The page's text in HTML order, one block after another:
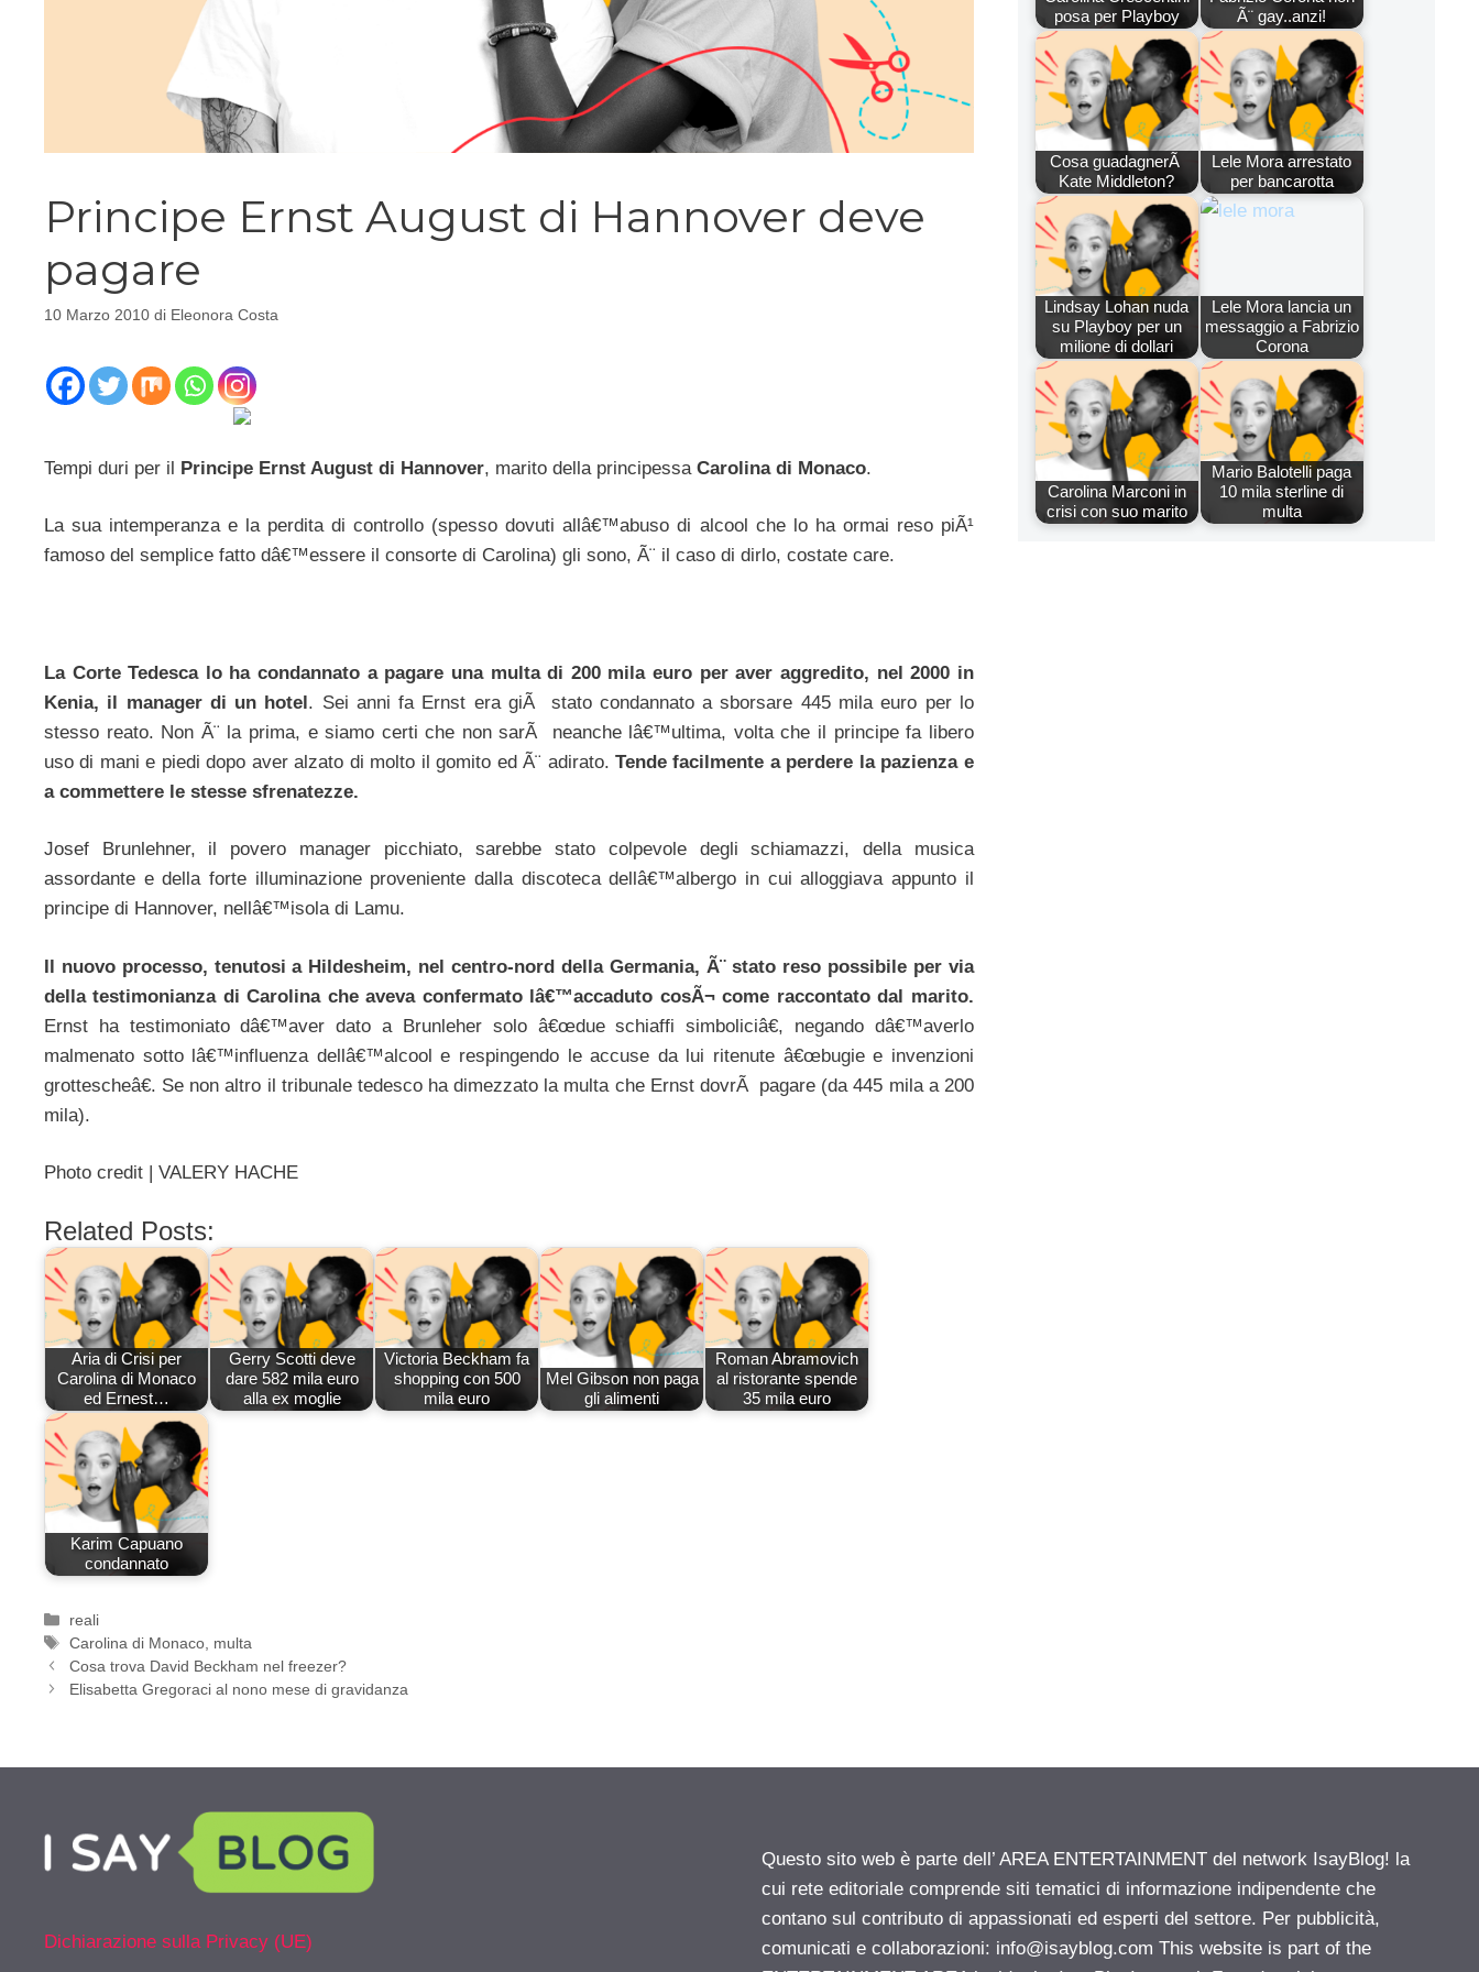
Principe Ernst August di Hannover deve
pagare
10 Marzo 2010 di Eleonora Costa
Tempi duri per il Principe Ernst August di Hannover, marito della principessa Carolina di Monaco.
La sua intemperanza e la perdita di controllo (spesso dovuti allâ€™abuso di alcool che lo ha ormai reso piÃ¹
famoso del semplice fatto dâ€™essere il consorte di Carolina) gli sono, Ã¨ il caso di dirlo, costate care.
La Corte Tedesca lo ha condannato a pagare una multa di 200 mila euro per aver aggredito, nel 2000 in
Kenia, il manager di un hotel. Sei anni fa Ernst era giÃ stato condannato a sborsare 445 mila euro per lo
stesso reato. Non Ã¨ la prima, e siamo certi che non sarÃ neanche lâ€™ultima, volta che il principe fa libero
uso di mani e piedi dopo aver alzato di molto il gomito ed Ã¨ adirato. Tende facilmente a perdere la pazienza e
a commettere le stesse sfrenatezze.
Josef Brunlehner, il povero manager picchiato, sarebbe stato colpevole degli schiamazzi, della musica
assordante e della forte illuminazione proveniente dalla discoteca dellâ€™albergo in cui alloggiava appunto il
principe di Hannover, nellâ€™isola di Lamu.
Il nuovo processo, tenutosi a Hildesheim, nel centro-nord della Germania, Ã¨ stato reso possibile per via
della testimonianza di Carolina che aveva confermato lâ€™accaduto cosÃ¬ come raccontato dal marito.
Ernst ha testimoniato dâ€™aver dato a Brunleher solo â€œdue schiaffi simboliciâ€, negando dâ€™averlo
malmenato sotto lâ€™influenza dellâ€™alcool e respingendo le accuse da lui ritenute â€œbugie e invenzioni
grottescheâ€. Se non altro il tribunale tedesco ha dimezzato la multa che Ernst dovrÃ pagare (da 445 mila a 200
mila).
Photo credit | VALERY HACHE
Related Posts:
Aria di Crisi per
Carolina di Monaco
ed Ernest…
Gerry Scotti deve
dare 582 mila euro
alla ex moglie
Victoria Beckham fa
shopping con 500
mila euro
Mel Gibson non paga
gli alimenti
Roman Abramovich
al ristorante spende
35 mila euro
Karim Capuano
condannato
Categorie
reali
Tag
Carolina di Monaco multa
Cosa trova David Beckham nel freezer?
Elisabetta Gregoraci al nono mese di gravidanza
posa per Playboy
Ã¨ gay..anzi!
Cosa guadagnerÃ
Kate Middleton?
Lele Mora arrestato
per bancarotta
Lindsay Lohan nuda
su Playboy per un
milione di dollari
Lele Mora lancia un
messaggio a Fabrizio
Corona
Carolina Marconi in
crisi con suo marito
Mario Balotelli paga
10 mila sterline di
multa
Dichiarazione sulla Privacy (UE)
Questo sito web è parte dell’ AREA ENTERTAINMENT del network IsayBlog! la
cui rete editoriale comprende siti tematici di informazione indipendente che
contano sul contributo di appassionati ed esperti del settore. Per pubblicità,
comunicati e collaborazioni: info@isayblog.com This website is part of the